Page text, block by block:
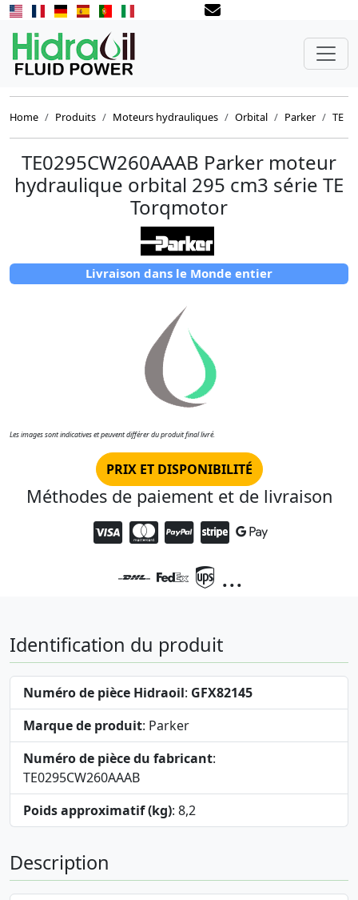
Home Produits Moteurs hydrauliques Orbital Parker TE
TE0295CW260AAAB Parker moteur
hydraulique orbital 295 cm3 série TE
Torqmotor
Livraison dans le Monde entier
Les images sont indicatives et peuvent différer du produit final livré.
PRIX ET DISPONIBILITÉ
Méthodes de paiement et de livraison
...
Identification du produit
Numéro de pièce Hidraoil: GFX82145
Marque de produit: Parker
Numéro de pièce du fabricant:
TE0295CW260AAAB
Poids approximatif (kg): 8,2
Description